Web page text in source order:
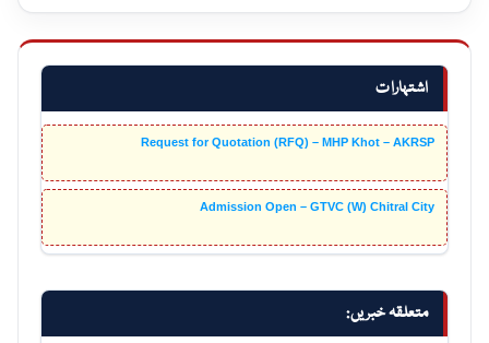
اشتہارات
Request for Quotation (RFQ) – MHP Khot – AKRSP
Admission Open – GTVC (W) Chitral City
متعلقہ خبریں: